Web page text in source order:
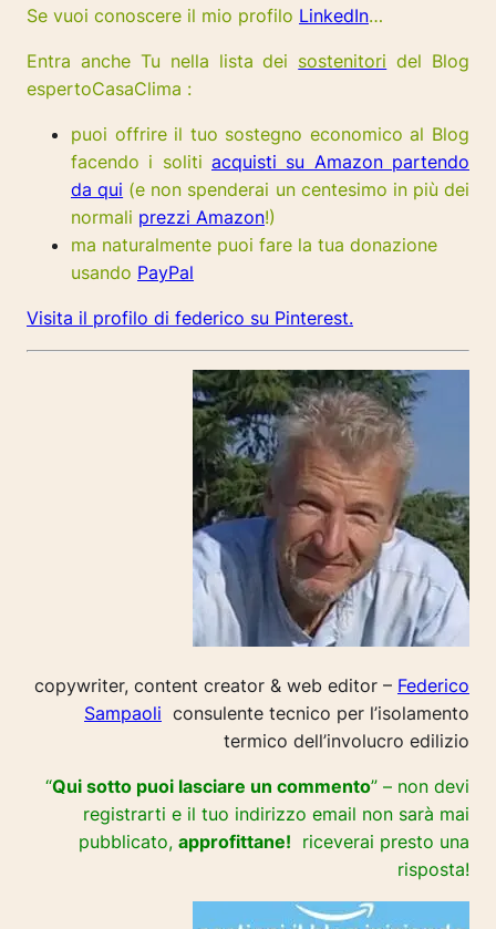
Se vuoi conoscere il mio profilo LinkedIn…
Entra anche Tu nella lista dei sostenitori del Blog
espertoCasaClima :
puoi offrire il tuo sostegno economico al Blog
facendo i soliti acquisti su Amazon partendo
da qui (e non spenderai un centesimo in più dei
normali prezzi Amazon!)
ma naturalmente puoi fare la tua donazione
usando PayPal
Visita il profilo di federico su Pinterest.
copywriter, content creator & web editor – Federico
Sampaoli consulente tecnico per l’isolamento
termico dell’involucro edilizio
“Qui sotto puoi lasciare un commento” – non devi
registrarti e il tuo indirizzo email non sarà mai
pubblicato, approfittane! riceverai presto una
risposta!